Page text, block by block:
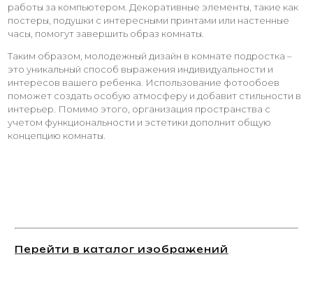
работы за компьютером. Декоративные элементы, такие как
постеры, подушки с интересными принтами или настенные
часы, помогут завершить образ комнаты.
Таким образом, молодежный дизайн в комнате подростка –
это уникальный способ выражения индивидуальности и
интересов вашего ребенка. Использование фотообоев
поможет создать особую атмосферу и добавит стильности в
интерьер. Помимо этого, организация пространства с
учетом функциональности и эстетики дополнит общую
концепцию комнаты.
Перейти в каталог изображений